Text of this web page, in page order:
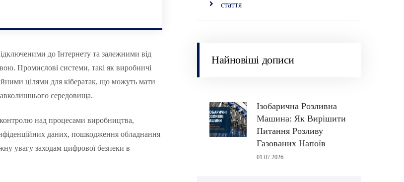
до Інтернету та залежними від
Промислові системи, такі як виробничі
цілями для кібератак, що можуть мати
середовища.
над процесами виробництва,
даних, пошкодження обладнання
увагу заходам цифрової безпеки в
стаття
Найновіші дописи
Ізобарична Розливна
Машина: Як Вирішити
Питання Розливу
Газованих Напоїв
01.07.2026